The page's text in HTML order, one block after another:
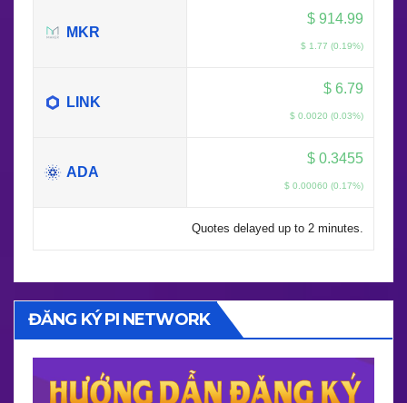
MKR
$914.99
$ 1.77 (0.19%)
LINK
$6.79
$ 0.0020 (0.03%)
ADA
$0.3455
$ 0.00060 (0.17%)
Quotes delayed up to 2 minutes.
ĐĂNG KÝ PI NETWORK